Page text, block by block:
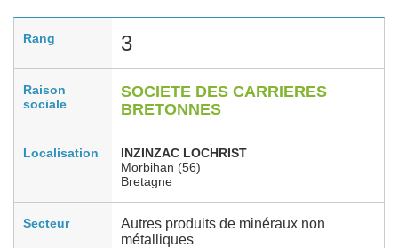
Rang 3
Raison
sociale
SOCIETE DES CARRIERES
BRETONNES
Localisation
INZINZAC LOCHRIST
Morbihan (56)
Bretagne
Secteur
Autres produits de minéraux non
métalliques